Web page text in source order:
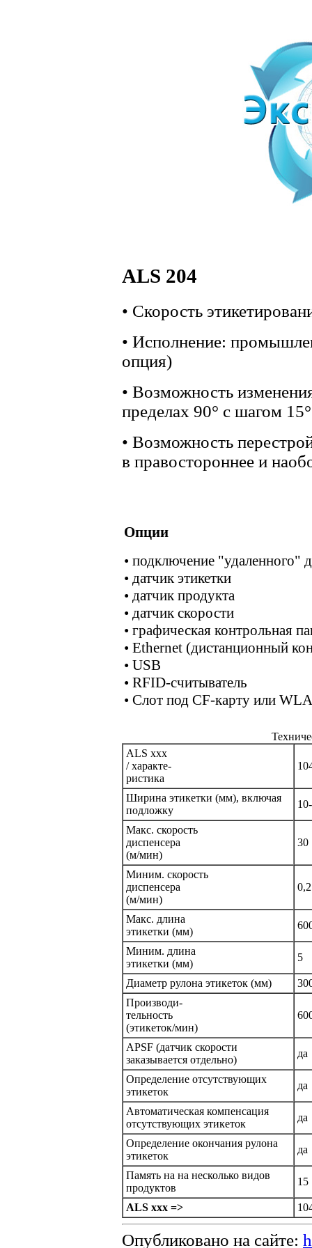
ALS 204
• Скорость
• Исполнение:
опция)
• Возможность
пределах 90° с шагом 15°
• Возможность
в правостороннее и
Опции
• подключение "удаленного"
• датчик этикетки
• датчик продукта
• датчик скорости
• графическая контрольная
• Ethernet (дистанционный
• USB
• RFID-считыватель
• Слот под CF-карту или
ALS xxx
/ характе-
ристика
Ширина этикетки (мм), включая
подложку
Макс. скорость
диспенсера
(м/мин)
30
Миним. скорость
диспенсера
(м/мин)
0,2
Макс. длина
этикетки (мм)
Миним. длина
этикетки (мм)
5
Диаметр рулона этикеток (мм)
Производи-
тельность
(этикеток/мин)
APSF (датчик скорости
заказывается отдельно)
да
Определение отсутствующих
этикеток
да
Автоматическая компенсация
отсутствующих этикеток
да
Определение окончания рулона
этикеток
да
Память на на несколько видов
продуктов
15
ALS xxx =>
Опубликовано на сайте: